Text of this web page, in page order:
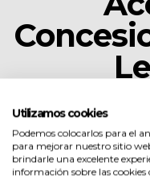
Utilizamos cookies
Podemos colocarlos para el
para mejorar nuestro sitio
brindarle una excelente
información sobre las